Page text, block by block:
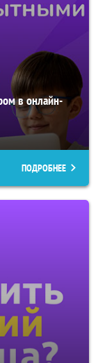
в онлайн-
ПОДРОБНЕЕ